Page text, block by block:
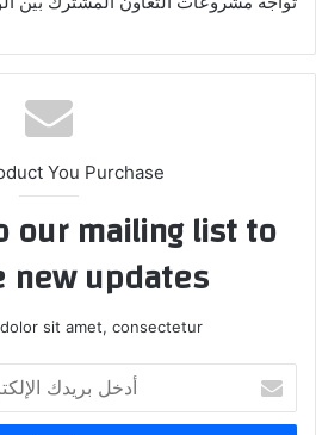
You Purchase
our mailing list to
updates!
sit amet, consectetur.
بريدك
الإلكتروني